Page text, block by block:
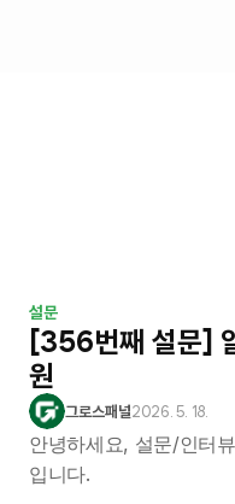
설문
[356번째 설문]
원
그로스패널2026. 5. 18.
안녕하세요, 설문/인터
입니다.